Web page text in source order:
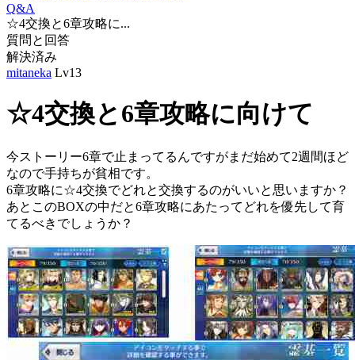
Q&A
☆4交換と6章攻略に...
質問と回答
解決済み
mitaneka Lv13
☆4交換と6章攻略に向けて
今ストーリー6章で止まってるんですがまだ始めて2週間ほど
なので手持ちが貧相です。
6章攻略に☆4交換でどれと交換するのがいいと思いますか？
あとこのBOXの中だと6章攻略にあたってどれを優先して育
てるべきでしょうか？